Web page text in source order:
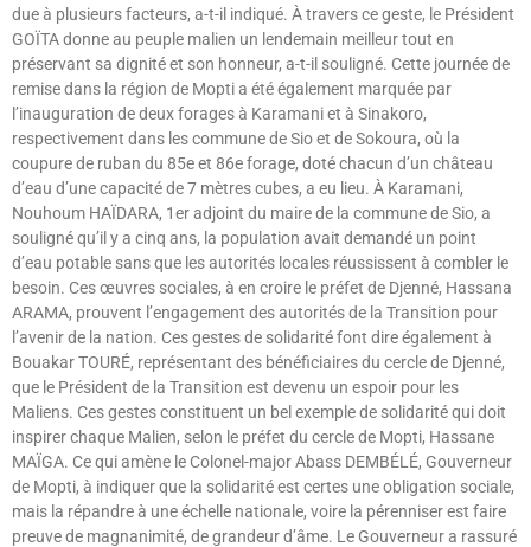
due à plusieurs facteurs, a-t-il indiqué. À travers ce geste, le Président
GOÏTA donne au peuple malien un lendemain meilleur tout en
préservant sa dignité et son honneur, a-t-il souligné. Cette journée de
remise dans la région de Mopti a été également marquée par
l’inauguration de deux forages à Karamani et à Sinakoro,
respectivement dans les commune de Sio et de Sokoura, où la
coupure de ruban du 85e et 86e forage, doté chacun d’un château
d’eau d’une capacité de 7 mètres cubes, a eu lieu. À Karamani,
Nouhoum HAÏDARA, 1er adjoint du maire de la commune de Sio, a
souligné qu’il y a cinq ans, la population avait demandé un point
d’eau potable sans que les autorités locales réussissent à combler le
besoin. Ces œuvres sociales, à en croire le préfet de Djenné, Hassana
ARAMA, prouvent l’engagement des autorités de la Transition pour
l’avenir de la nation. Ces gestes de solidarité font dire également à
Bouakar TOURÉ, représentant des bénéficiaires du cercle de Djenné,
que le Président de la Transition est devenu un espoir pour les
Maliens. Ces gestes constituent un bel exemple de solidarité qui doit
inspirer chaque Malien, selon le préfet du cercle de Mopti, Hassane
MAÏGA. Ce qui amène le Colonel-major Abass DEMBÉLÉ, Gouverneur
de Mopti, à indiquer que la solidarité est certes une obligation sociale,
mais la répandre à une échelle nationale, voire la pérenniser est faire
preuve de magnanimité, de grandeur d’âme. Le Gouverneur a rassuré